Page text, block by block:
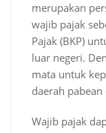
merupakan
wajib pajak
Pajak (BKP)
luar negeri.
mata untuk
daerah
Wajib pajak